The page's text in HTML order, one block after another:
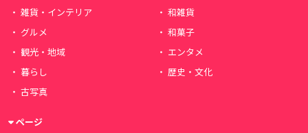
雑貨・インテリア
和雑貨
グルメ
和菓子
観光・地域
エンタメ
暮らし
歴史・文化
古写真
ページ